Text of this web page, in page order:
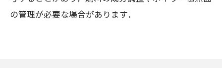
の管理が必要な場合があります．